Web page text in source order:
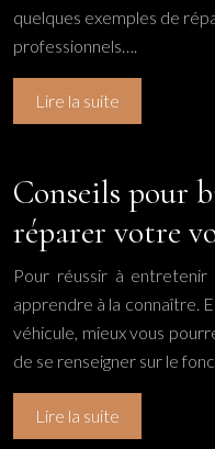
quelques exemples de
professionnels….
Lire la suite
Conseils pour
réparer votre
Pour réussir à
apprendre à la connaître.
véhicule, mieux vous
de se renseigner sur le
Lire la suite